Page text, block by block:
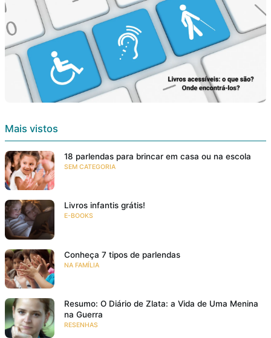
Mais vistos
18 parlendas para brincar em casa ou na escola
SEM CATEGORIA
Livros infantis grátis!
E-BOOKS
Conheça 7 tipos de parlendas
NA FAMÍLIA
Resumo: O Diário de Zlata: a Vida de Uma Menina
na Guerra
RESENHAS